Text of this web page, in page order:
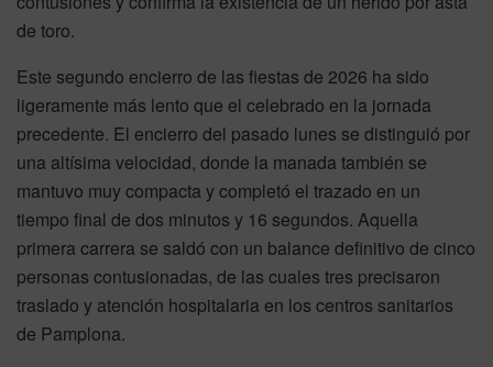
de toro.
Este segundo encierro de las fiestas de 2026 ha sido
ligeramente más lento que el celebrado en la jornada
precedente. El encierro del pasado lunes se distinguió por
una altísima velocidad, donde la manada también se
mantuvo muy compacta y completó el trazado en un
tiempo final de dos minutos y 16 segundos. Aquella
primera carrera se saldó con un balance definitivo de cinco
personas contusionadas, de las cuales tres precisaron
traslado y atención hospitalaria en los centros sanitarios
de Pamplona.